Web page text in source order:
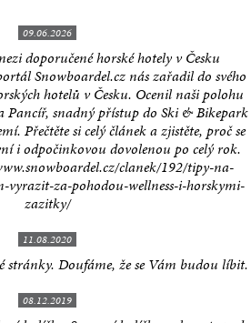
09.06.2026
doporučené horské hotely v Česku
Snowboardel.cz nás zařadil do svého
hotelů v Česku. Ocenil naši polohu
Pancíř, snadný přístup do Ski & Bikepark
Přečtěte si celý článek a zjistěte, proč se
i odpočinkovou dovolenou po celý rok.
clanek/192/tipy-na-
vyrazit-za-pohodou-wellness-i-horskymi-
zazitky/
11.08.2020
stránky. Doufáme, že se Vám budou líbit.
08.12.2019